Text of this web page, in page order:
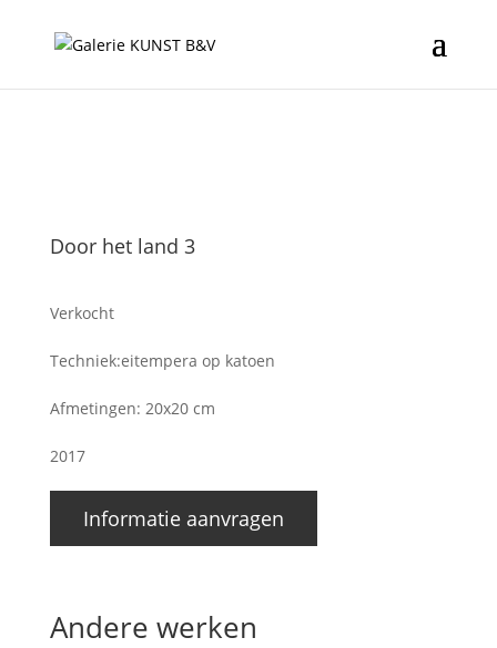
Door het land 3
Verkocht
Techniek:eitempera op katoen
Afmetingen: 20x20 cm
2017
Informatie aanvragen
Andere werken